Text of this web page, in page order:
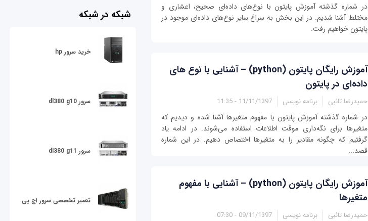
در شماره گذشته آموزش پایتون با نوع‌های داده‌ای صحیح، اعشاری و
مختلط آشنا شدیم. در این بخش به سراغ سایر نوع‌های داده‌ای موجود در
پایتون خواهیم رفت.
آموزش رایگان پایتون (python) – آشنایی با نوع های
داده‌ای در پایتون
حمیدرضا تائبی برنامه نویسی 11/11/1397 - 11:35
در شماره گذشته آموزش پایتون با مفهوم متغیرها آشنا شده و دیدیم که
متغیرها برای نگه‌داری موقت اطلاعات استفاده می‌شوند. در ادامه یاد
گرفتیم که چگونه مقادیر را به متغیرها اختصاص دهیم. در این شماره
قصد...
آموزش رایگان پایتون (python) – آشنایی با مفهوم
متغیرها
حمیدرضا تائبی برنامه نویسی 09/11/1397 - 07:30
شبکه در شبکه
خرید سرور hp
سرور dl380 g10
سرور dl380 g11
تعمیر تخصصی سرور اچ پی